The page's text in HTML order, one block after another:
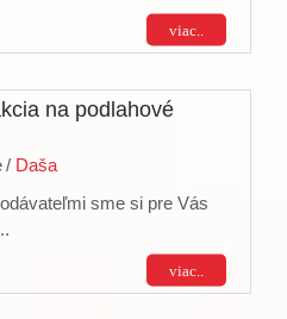
viac..
na podlahové
/ Daša
sme si pre Vás
viac..